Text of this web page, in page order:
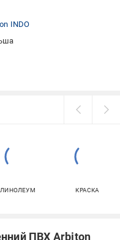
INDO
ЛИНОЛЕУМ КРАСКА
ПВХ Arbiton